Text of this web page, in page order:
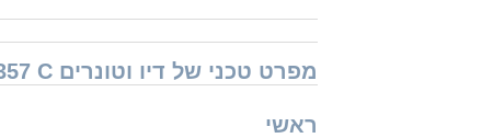
מפרט טכני של דיו וטונרים Xerox 006R04361 006R04357 C זירוקס
ראשי